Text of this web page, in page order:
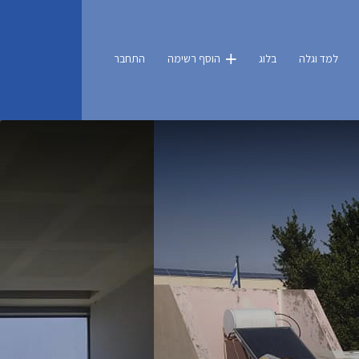
למד וגלה בלוג הוסף רשימה התחבר